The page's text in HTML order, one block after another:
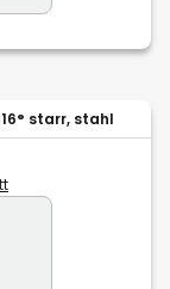
starr, stahl